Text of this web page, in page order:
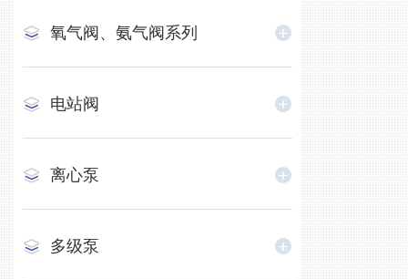
氧气阀、氨气阀系列
电站阀
离心泵
多级泵